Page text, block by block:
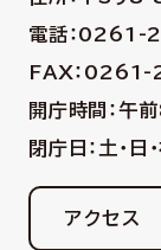
電話：
FAX：
開庁時間：午
閉庁日：土・日
アクセス